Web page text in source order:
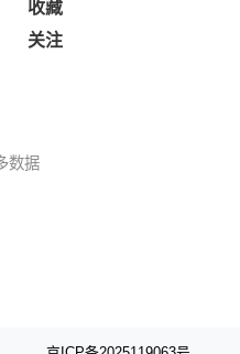
收藏
关注
数据